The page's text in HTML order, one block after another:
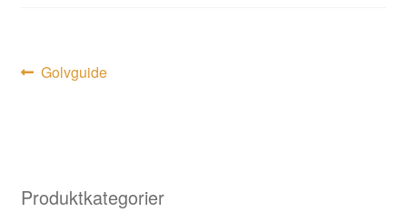
Inläggsnavigering
Föregående
Golvguide
Produktkategorier